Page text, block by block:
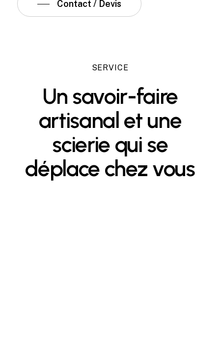
Contact / Devis
SERVICE
Un savoir-faire
artisanal et une
scierie qui se
déplace chez vous